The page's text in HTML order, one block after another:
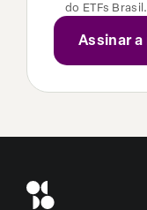
do ETFs Brasil.